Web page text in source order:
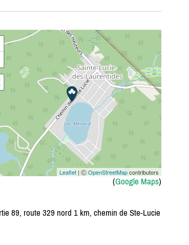
Leaflet | ⒸOpenStreetMapcontributors
(Google Maps)
89, route 329 nord 1 km, chemin de Ste-Lucie